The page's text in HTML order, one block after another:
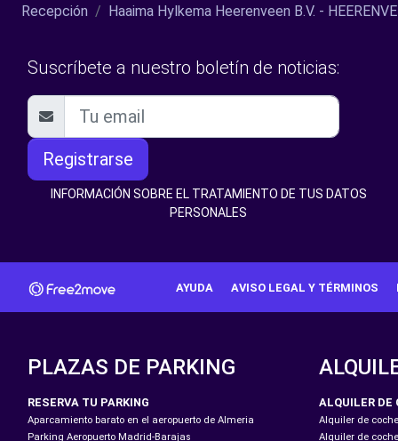
Recepción Haaima Hylkema Heerenveen B.V. -
Suscríbete a nuestro boletín de noticias:
Registrarse
INFORMACIÓN SOBRE EL TRATAMIENTO DE TUS DATOS
PERSONALES
AYUDA AVISO LEGAL Y TÉRMINOS
PLAZAS DE PARKING
RESERVA TU PARKING
Aparcamiento barato en el aeropuerto de Almeria
Parking Aeropuerto Madrid-Barajas
ALQUILER DE
Alquiler de
Alquiler de